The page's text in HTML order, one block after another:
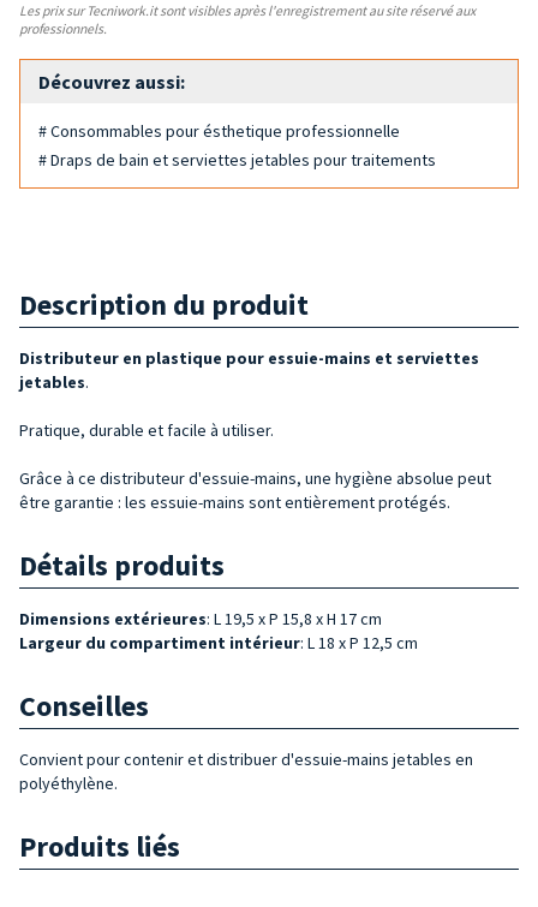
Les prix sur Tecniwork.it sont visibles après l'enregistrement au site réservé aux
professionnels.
Découvrez aussi:
# Consommables pour ésthetique professionnelle
# Draps de bain et serviettes jetables pour traitements
Description du produit
Distributeur en plastique pour essuie-mains et serviettes
jetables.
Pratique, durable et facile à utiliser.
Grâce à ce distributeur d'essuie-mains, une hygiène absolue peut
être garantie : les essuie-mains sont entièrement protégés.
Détails produits
Dimensions extérieures: L 19,5 x P 15,8 x H 17 cm
Largeur du compartiment intérieur: L 18 x P 12,5 cm
Conseilles
Convient pour contenir et distribuer d'essuie-mains jetables en
polyéthylène.
Produits liés